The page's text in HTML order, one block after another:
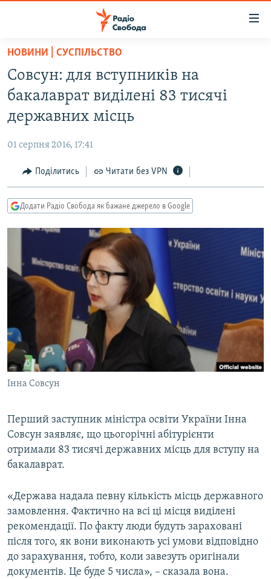
Перейти
основного
матеріалу
до
основної
навігації
Перейти
до
пошуку
ВСЕ ЗА ДОБУ
ЕКОНОМІКА
СУСПІЛЬСТВО
СВІТ
РОСІЙСЬКА «ФІЛЬТРАЦІЯ»
ДОНБАС.РЕАЛІЇ
ТИ ЯК?
КИТАЙ.ВИКЛИКИ
МУЛЬТИМЕДІА
СПЕЦПРОЄКТИ
ПОДКАСТИ
КРИМ РЕАЛІЇ
УКР
КТАТ
ДОЛУЧАЙСЯ!
Усі сайти RFE/RL
НОВИНИ | СУСПІЛЬСТВО
Совсун: для вступників на
бакалаврат виділені 83 тисячі
державних місць
01 серпня 2016, 17:41
Поділитись Читати без VPN
Додати Радіо Свобода як бажане джерело в Google
Інна Совсун
Перший заступник міністра освіти України Інна
Совсун заявляє, що цьогорічні абітурієнти
отримали 83 тисячі державних місць для вступу на
бакалаврат.
«Держава надала певну кількість місць державного
замовлення. Фактично на всі ці місця виділені
рекомендації. По факту люди будуть зараховані
після того, як вони виконають усі умови відповідно
до зарахування, тобто, коли завезуть оригінали
документів. Це буде 5 числа», – сказала вона.